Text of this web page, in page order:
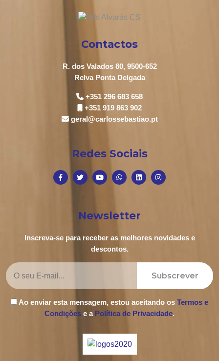
Contactos
R. dos Valados 80, 9500-652
Relva Ponta Delgada
+351 296 683 658
+351 919 863 902
geral@carlossebastiao.pt
Redes Sociais
Newsletter
Inscreva-se para receber as melhores novidades e
descontos.
Subscrever
Ao enviar esta mensagem, estou aceitando os Termos e
Condições e a Política de Privacidade.